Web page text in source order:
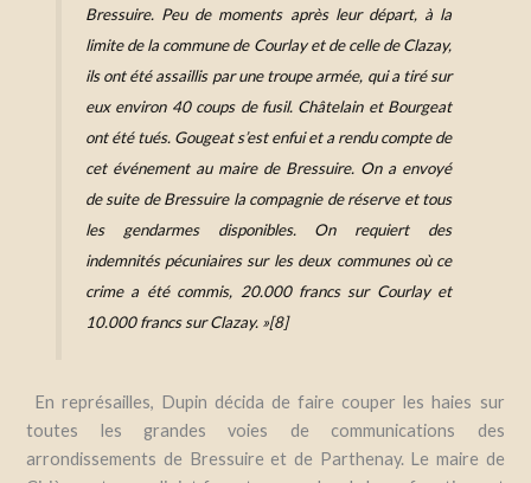
Bressuire. Peu de moments après leur départ, à la
limite de la commune de Courlay et de celle de Clazay,
ils ont été assaillis par une troupe armée, qui a tiré sur
eux environ 40 coups de fusil. Châtelain et Bourgeat
ont été tués. Gougeat s’est enfui et a rendu compte de
cet événement au maire de Bressuire. On a envoyé
de suite de Bressuire la compagnie de réserve et tous
les gendarmes disponibles. On requiert des
indemnités pécuniaires sur les deux communes où ce
crime a été commis, 20.000 francs sur Courlay et
10.000 francs sur Clazay. »[8]
En représailles, Dupin décida de faire couper les haies sur
toutes les grandes voies de communications des
arrondissements de Bressuire et de Parthenay. Le maire de